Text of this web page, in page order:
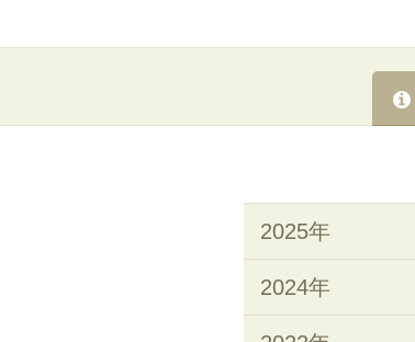
2025年
2024年